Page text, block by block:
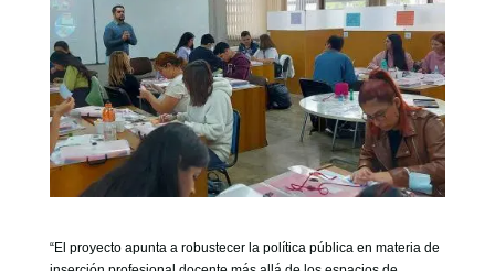
“El proyecto apunta a robustecer la política pública en materia de